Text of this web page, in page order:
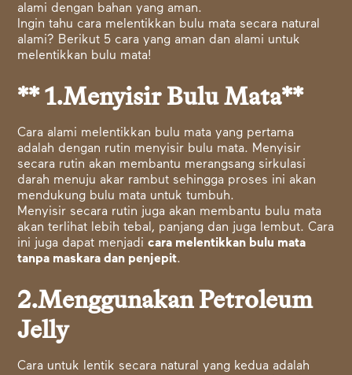
alami dengan bahan yang aman.
Ingin tahu cara melentikkan bulu mata secara natural
alami? Berikut 5 cara yang aman dan alami untuk
melentikkan bulu mata!
** 1.Menyisir Bulu Mata**
Cara alami melentikkan bulu mata yang pertama
adalah dengan rutin menyisir bulu mata. Menyisir
secara rutin akan membantu merangsang sirkulasi
darah menuju akar rambut sehingga proses ini akan
mendukung bulu mata untuk tumbuh.
Menyisir secara rutin juga akan membantu bulu mata
akan terlihat lebih tebal, panjang dan juga lembut. Cara
ini juga dapat menjadicara melentikkan bulu mata
tanpa maskara dan penjepit.
2.Menggunakan Petroleum
Jelly
Cara untuk lentik secara natural yang kedua adalah